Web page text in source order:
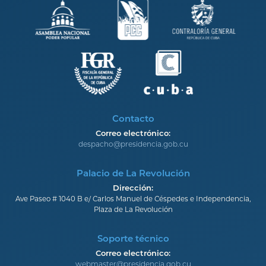
Contacto
Correo electrónico:
despacho@presidencia.gob.cu
Palacio de La Revolución
Dirección:
Ave Paseo # 1040 B e/ Carlos Manuel de Céspedes e Independencia,
Plaza de La Revolución
Soporte técnico
Correo electrónico:
webmaster@presidencia.gob.cu